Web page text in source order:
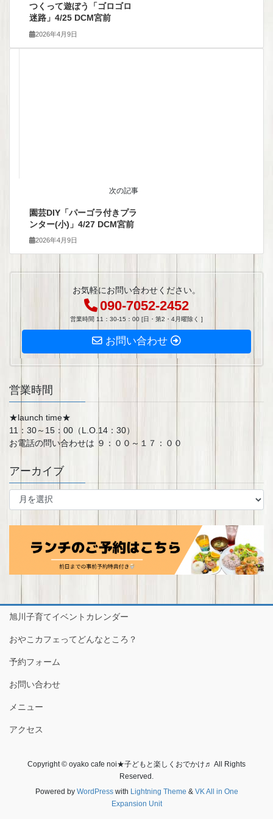
つくって遊ぼう「ゴロゴロ
迷路」4/25 DCM宮前
2026年4月9日
次の記事
園芸DIY「パーゴラ付きプラ
ンター(小)」4/27 DCM宮前
2026年4月9日
お気軽にお問い合わせください。
090-7052-2452
営業時間 11：30-15：00 [日・第2・4月曜除く ]
お問い合わせ
営業時間
★launch time★
11：30～15：00（L.O.14：30）
お電話の問い合わせは ９：００～１７：００
アーカイブ
ア
イ
旭川子育てイベントカレンダー
おやこカフェってどんなところ？
予約フォーム
お問い合わせ
メニュー
アクセス
Copyright © oyako cafe noi★子どもと楽しくおでかけ♬ All Rights
Reserved.
Powered by WordPresswith Lightning Theme & VK All in One
Expansion Unit